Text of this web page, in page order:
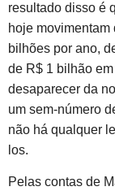
resultado disso é
hoje
bilhões por ano,
de R$ 1 bilhão
desaparecer da
um sem-número
não há qualquer
los.
Pelas contas de